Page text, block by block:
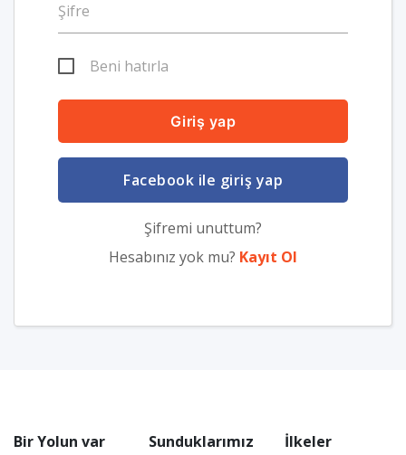
Şifre
Beni hatırla
Giriş yap
Facebook ile giriş yap
Şifremi unuttum?
Hesabınız yok mu? Kayıt Ol
Bir Yolun var Sunduklarımız İlkeler